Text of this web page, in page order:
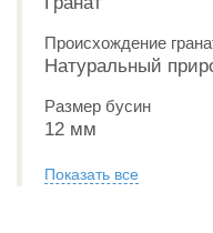
Происхождение
Натуральный
Размер бусин
12 мм
Показать все